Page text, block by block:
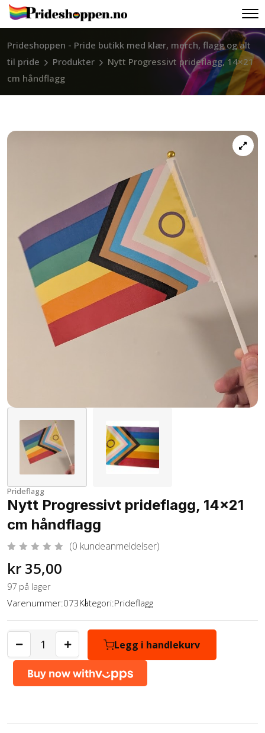
Prideshoppen - Pride butikk med klær, merch, flagg og alt
til pride
Produkter
Nytt Progressivt prideflagg, 14×21
cm håndflagg
Prideflagg
Nytt Progressivt prideflagg, 14×21
cm håndflagg
u
r
d
e
r
t
v
(0 kundeanmeldelser)
kr 35,00
97 på lager
Varenummer:073Kategori:Prideflagg
Legg i handlekurv